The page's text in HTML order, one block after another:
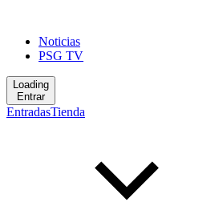
Noticias
PSG TV
Loading
Entrar
EntradasTienda